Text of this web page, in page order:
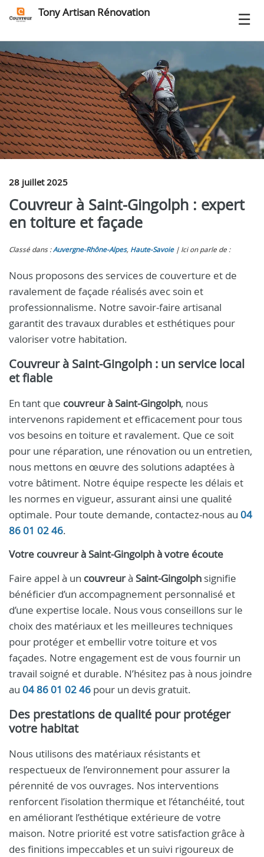
Tony Artisan Rénovation
28 juillet 2025
Couvreur à Saint-Gingolph : expert
en toiture et façade
Classé dans :Auvergne-Rhône-Alpes, Haute-Savoie Ici on parle de :
Nous proposons des services de couverture et de
ravalement de façade réalisés avec soin et
professionnalisme. Notre savoir-faire artisanal
garantit des travaux durables et esthétiques pour
valoriser votre habitation.
Couvreur à Saint-Gingolph : un service local
et fiable
En tant que couvreur à Saint-Gingolph, nous
intervenons rapidement et efficacement pour tous
vos besoins en toiture et ravalement. Que ce soit
pour une réparation, une rénovation ou un entretien,
nous mettons en œuvre des solutions adaptées à
votre bâtiment. Notre équipe respecte les délais et
les normes en vigueur, assurant ainsi une qualité
optimale. Pour toute demande, contactez-nous au 04
86 01 02 46.
Votre couvreuràSaint-Gingolphà votre écoute
Faire appel à un couvreurà Saint-Gingolph signifie
bénéficier d’un accompagnement personnalisé et
d’une expertise locale. Nous vous conseillons sur le
choix des matériaux et les meilleures techniques
pour protéger et embellir votre toiture et vos
façades. Notre engagement est de vous fournir un
travail soigné et durable. N’hésitez pas à nous joindre
au 04 86 01 02 46 pour un devis gratuit.
Des prestations de qualité pour protéger
votre habitat
Nous utilisons des matériaux résistants et
respectueux de l’environnement pour assurer la
pérennité de vos ouvrages. Nos interventions
renforcent l’isolation thermique et l’étanchéité, tout
en améliorant l’esthétique extérieure de votre
maison. Notre priorité est votre satisfaction grâce à
des finitions impeccables et un suivi rigoureux de